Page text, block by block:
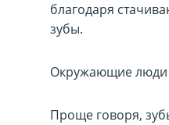
благодаря
зубы.
Окружающие люди
Проще говоря,